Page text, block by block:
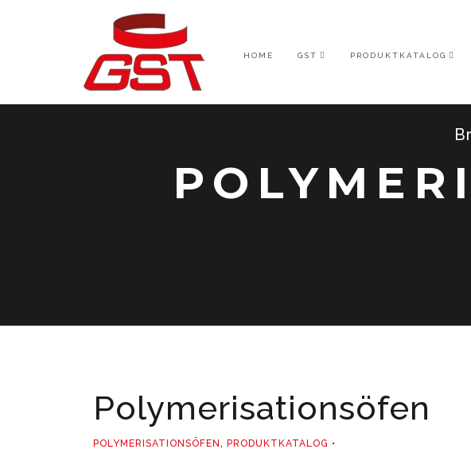
HOME GST PRODUKTKATALOG
Polymerisationsöfen
POLYMERISATIONSÖFEN , PRODUKTKATALOG